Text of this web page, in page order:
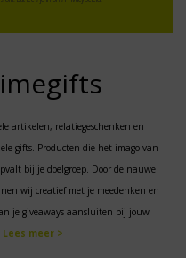
artikelen, relatiegeschenken en
gifts. Producten die het imago van
bij je doelgroep. Door de nauwe
wij creatief met je meedenken en
je giveaways aansluiten bij jouw
Lees meer >